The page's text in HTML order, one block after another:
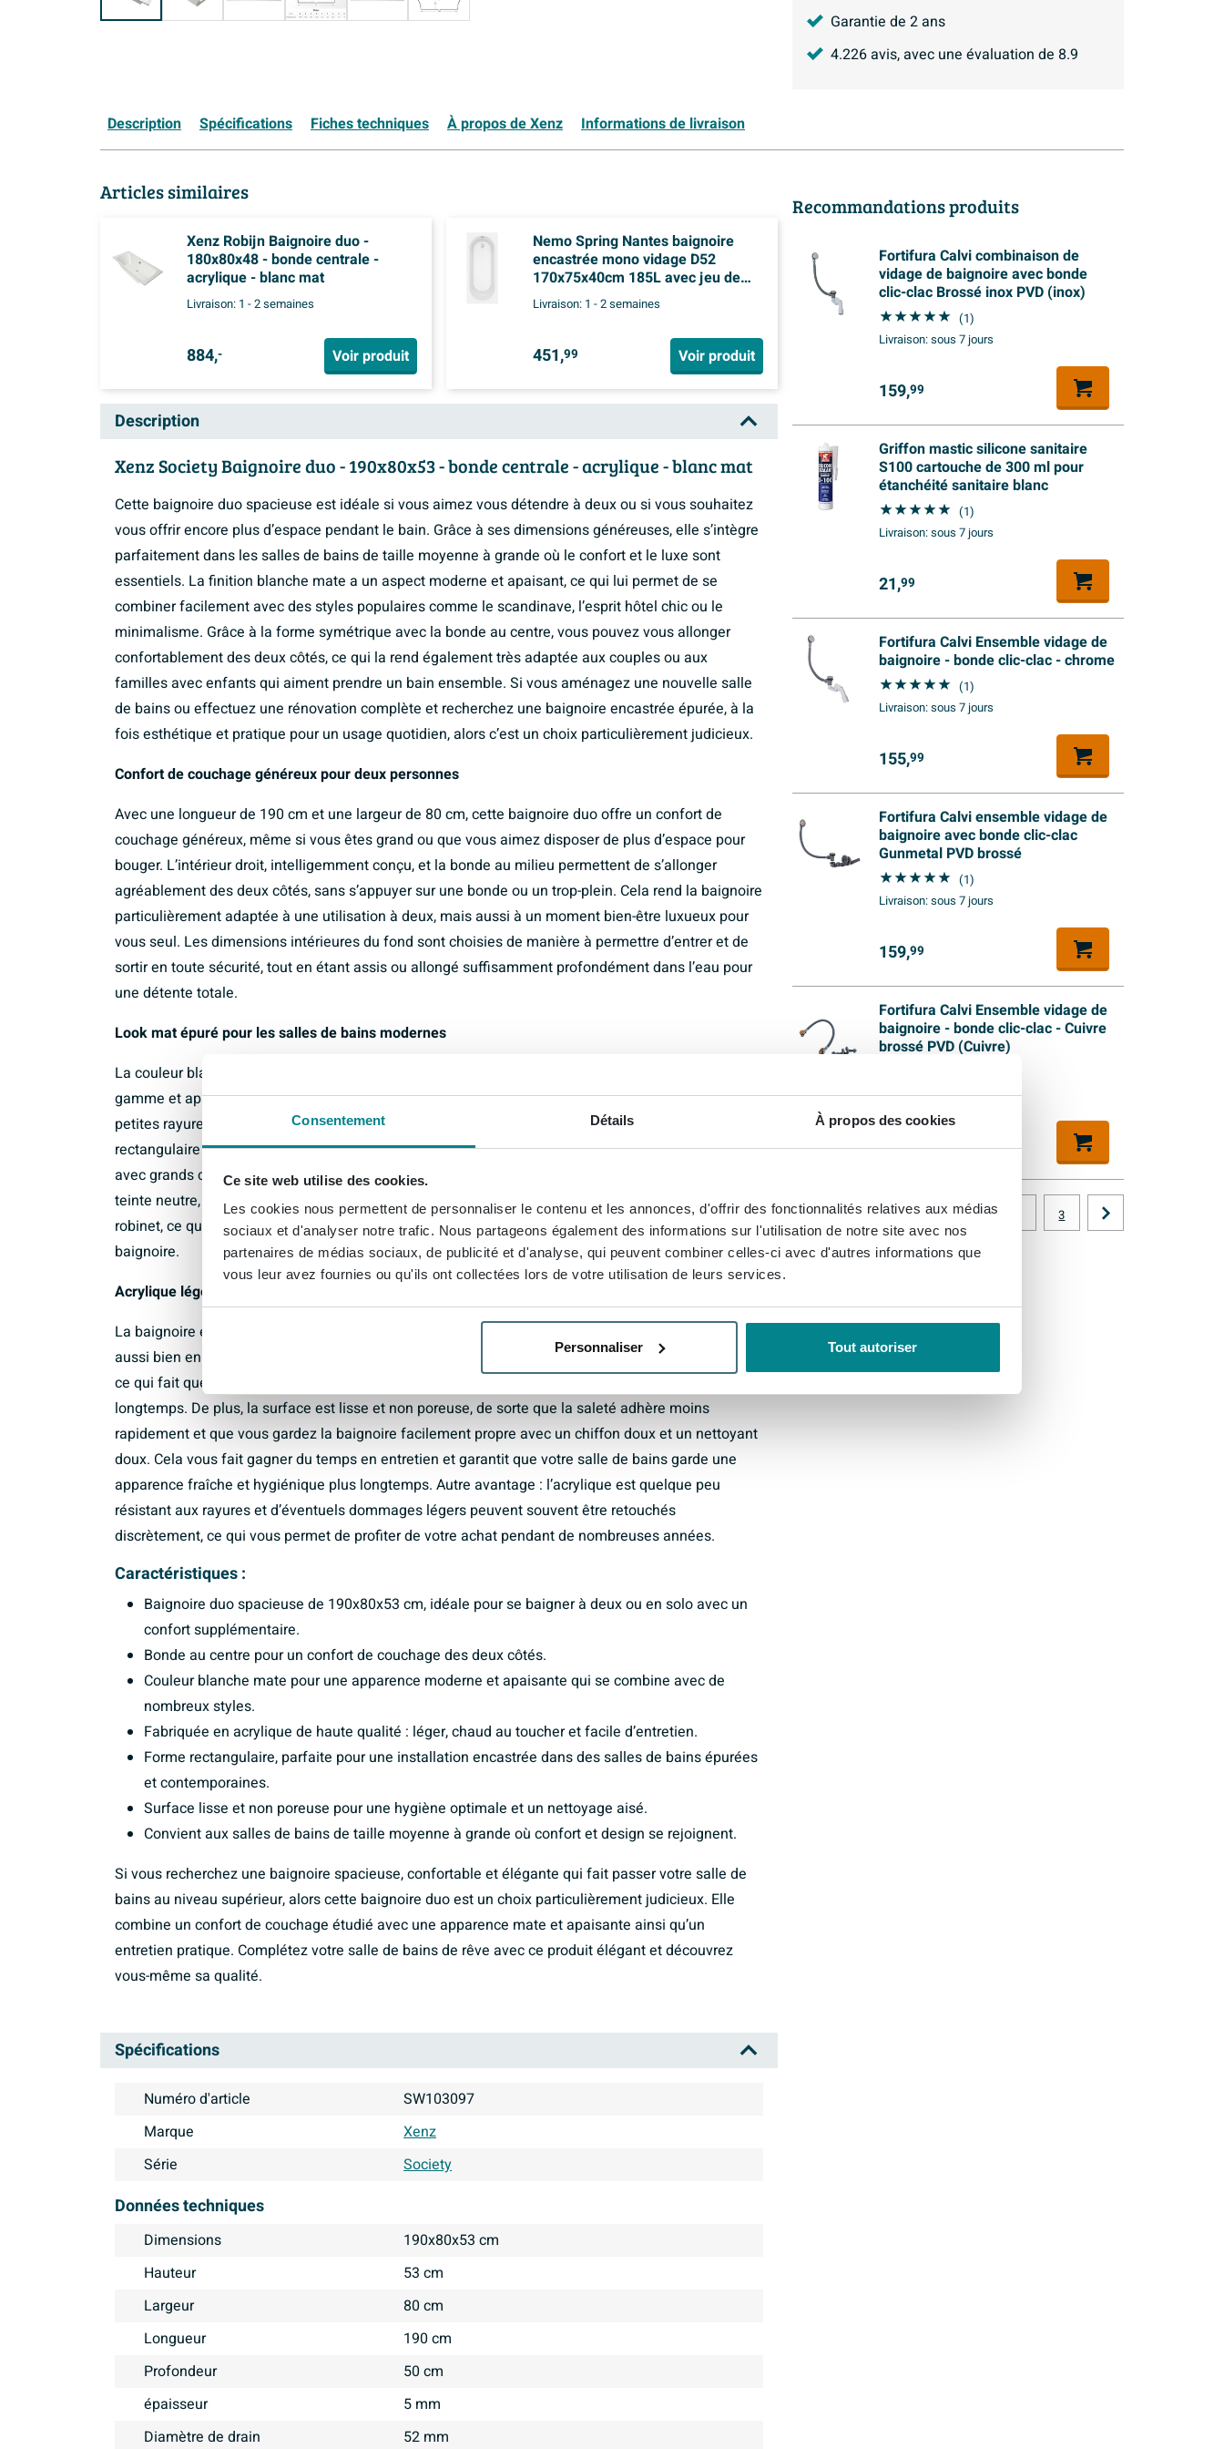
Consentement Détails À propos des cookies
Ce site web utilise des cookies.
Les cookies nous permettent de personnaliser le contenu et les annonces, d'offrir des fonctionnalités relatives aux médias
sociaux et d'analyser notre trafic. Nous partageons également des informations sur l'utilisation de notre site avec nos
partenaires de médias sociaux, de publicité et d'analyse, qui peuvent combiner celles-ci avec d'autres informations que
vous leur avez fournies ou qu'ils ont collectées lors de votre utilisation de leurs services.
Personnaliser Tout autoriser
Garantie de 2 ans
4.226avis, avec une évaluation de 8.9
Description Spécifications Fiches techniques À propos de Xenz Informations de livraison
Articles similaires
Xenz Robijn Baignoire duo -
180x80x48 - bonde centrale -
acrylique - blanc mat
Livraison: 1 - 2 semaines
884,- Voir produit
Nemo Spring Nantes baignoire
encastrée mono vidage D52
170x75x40cm 185L avec jeu de
pieds acrylique blanc
Livraison: 1 - 2 semaines
451,99 Voir produit
Description
Xenz Society Baignoire duo - 190x80x53 - bonde centrale - acrylique - blanc mat
Cette baignoire duo spacieuse est idéale si vous aimez vous détendre à deux ou si vous souhaitez
vous offrir encore plus d’espace pendant le bain. Grâce à ses dimensions généreuses, elle s’intègre
parfaitement dans les salles de bains de taille moyenne à grande où le confort et le luxe sont
essentiels. La finition blanche mate a un aspect moderne et apaisant, ce qui lui permet de se
combiner facilement avec des styles populaires comme le scandinave, l’esprit hôtel chic ou le
minimalisme. Grâce à la forme symétrique avec la bonde au centre, vous pouvez vous allonger
confortablement des deux côtés, ce qui la rend également très adaptée aux couples ou aux
familles avec enfants qui aiment prendre un bain ensemble. Si vous aménagez une nouvelle salle
de bains ou effectuez une rénovation complète et recherchez une baignoire encastrée épurée, à la
fois esthétique et pratique pour un usage quotidien, alors c’est un choix particulièrement judicieux.
Confort de couchage généreux pour deux personnes
Avec une longueur de 190 cm et une largeur de 80 cm, cette baignoire duo offre un confort de
couchage généreux, même si vous êtes grand ou que vous aimez disposer de plus d’espace pour
bouger. L’intérieur droit, intelligemment conçu, et la bonde au milieu permettent de s’allonger
agréablement des deux côtés, sans s’appuyer sur une bonde ou un trop-plein. Cela rend la baignoire
particulièrement adaptée à une utilisation à deux, mais aussi à un moment bien-être luxueux pour
vous seul. Les dimensions intérieures du fond sont choisies de manière à permettre d’entrer et de
sortir en toute sécurité, tout en étant assis ou allongé suffisamment profondément dans l’eau pour
une détente totale.
Look mat épuré pour les salles de bains modernes
La couleur blanche mate donne immédiatement à votre salle de bains une apparence haut de
gamme et apaisante. Contrairement au brillant, une surface mate met moins en évidence les
petites rayures et les traces d’eau, ce qui garantit une apparence soignée durable. La forme
rectangulaire et les lignes épurées s’accordent parfaitement avec les salles de bains modernes
avec grands carreaux, accents noirs ou matériaux naturels comme le bois et la pierre. Grâce à la
teinte neutre, vous combinez la baignoire facilement avec presque tout plan-vasque, douche ou
robinet, ce qui vous permet également de changer de style à l’avenir sans devoir remplacer la
baignoire.
Acrylique léger et facile d’entretien
La baignoire est fabriquée en acrylique de haute qualité, un matériau léger qui se pose facilement
aussi bien en construction neuve qu’en rénovation. L’acrylique est naturellement chaud au toucher,
ce qui fait que l’eau se refroidit moins vite et vous permet de rester confortablement allongé plus
longtemps. De plus, la surface est lisse et non poreuse, de sorte que la saleté adhère moins
rapidement et que vous gardez la baignoire facilement propre avec un chiffon doux et un nettoyant
doux. Cela vous fait gagner du temps en entretien et garantit que votre salle de bains garde une
apparence fraîche et hygiénique plus longtemps. Autre avantage : l’acrylique est quelque peu
résistant aux rayures et d’éventuels dommages légers peuvent souvent être retouchés
discrètement, ce qui vous permet de profiter de votre achat pendant de nombreuses années.
Caractéristiques :
Baignoire duo spacieuse de 190x80x53 cm, idéale pour se baigner à deux ou en solo avec un
confort supplémentaire.
Bonde au centre pour un confort de couchage des deux côtés.
Couleur blanche mate pour une apparence moderne et apaisante qui se combine avec de
nombreux styles.
Fabriquée en acrylique de haute qualité : léger, chaud au toucher et facile d’entretien.
Forme rectangulaire, parfaite pour une installation encastrée dans des salles de bains épurées
et contemporaines.
Surface lisse et non poreuse pour une hygiène optimale et un nettoyage aisé.
Convient aux salles de bains de taille moyenne à grande où confort et design se rejoignent.
Si vous recherchez une baignoire spacieuse, confortable et élégante qui fait passer votre salle de
bains au niveau supérieur, alors cette baignoire duo est un choix particulièrement judicieux. Elle
combine un confort de couchage étudié avec une apparence mate et apaisante ainsi qu’un
entretien pratique. Complétez votre salle de bains de rêve avec ce produit élégant et découvrez
vous-même sa qualité.
Spécifications
Numéro d'article
SW103097
Marque
Xenz
Série
Society
Données techniques
Dimensions
190x80x53 cm
Hauteur
53 cm
Largeur
80 cm
Longueur
190 cm
Profondeur
50 cm
épaisseur
5 mm
Diamètre de drain
52 mm
Recommandations produits
Fortifura Calvi combinaison de
vidage de baignoire avec bonde
clic-clac Brossé inox PVD (inox)
(1)
Livraison:sous 7 jours
159,99
Griffon mastic silicone sanitaire
S100 cartouche de 300 ml pour
étanchéité sanitaire blanc
(1)
Livraison:sous 7 jours
21,99
Fortifura Calvi Ensemble vidage de
baignoire - bonde clic-clac - chrome
(1)
Livraison:sous 7 jours
155,99
Fortifura Calvi ensemble vidage de
baignoire avec bonde clic-clac
Gunmetal PVD brossé
(1)
Livraison:sous 7 jours
159,99
Fortifura Calvi Ensemble vidage de
baignoire - bonde clic-clac - Cuivre
brossé PVD (Cuivre)
Livraison:sous 7 jours
159,99
1 3